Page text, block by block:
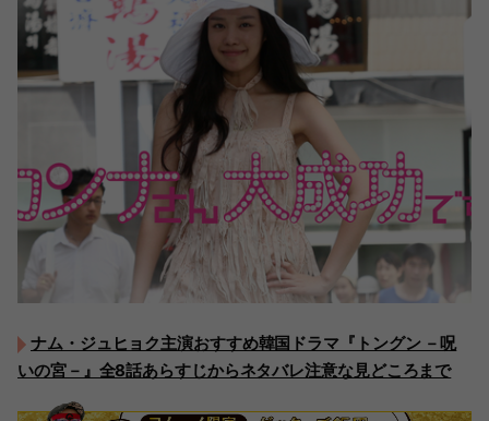
ナム・ジュヒョク主演おすすめ韓国ドラマ『トングン －呪
いの宮－』全8話あらすじからネタバレ注意な見どころまで